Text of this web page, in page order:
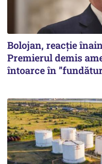
Bolojan, reacție
Premierul demis
întoarce în